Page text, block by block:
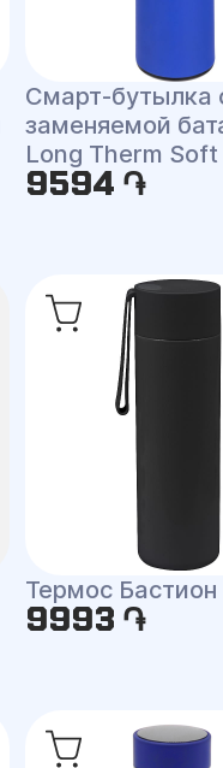
Смарт-бутылка
заменяемой
Long Therm Soft
9594 ֏
Термос
9993 ֏